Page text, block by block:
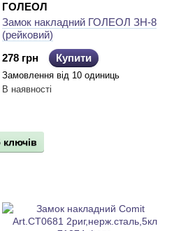
ГОЛЕОЛ
Замок накладний ГОЛЕОЛ ЗН-8
(рейковий)
278 грн
Купити
Замовлення від 10 одиниць
В наявності
ключів